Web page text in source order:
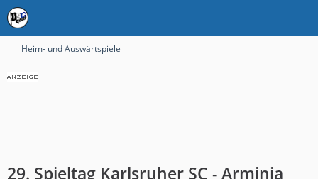
Heim- und Auswärtspiele
29. Spieltag Karlsruher SC - Arminia